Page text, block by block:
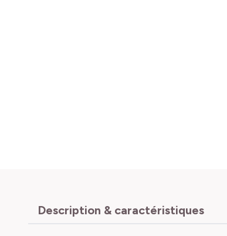
Description & caractéristiques